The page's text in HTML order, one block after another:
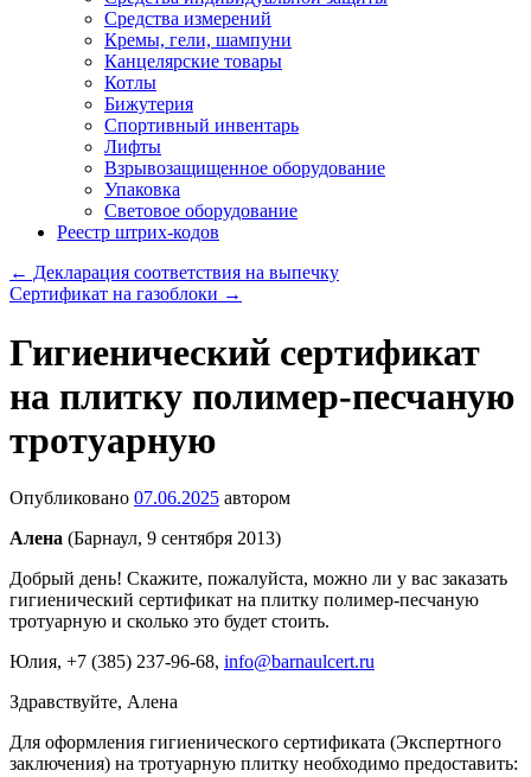
Средства измерений
Кремы, гели, шампуни
Канцелярские товары
Котлы
Бижутерия
Спортивный инвентарь
Лифты
Взрывозащищенное оборудование
Упаковка
Световое оборудование
Реестр штрих-кодов
← Декларация соответствия на выпечку
Сертификат на газоблоки →
Гигиенический сертификат
на плитку полимер-песчаную
тротуарную
Опубликовано 07.06.2025 автором
Алена (Барнаул, 9 сентября 2013)
Добрый день! Скажите, пожалуйста, можно ли у вас заказать
гигиенический сертификат на плитку полимер-песчаную
тротуарную и сколько это будет стоить.
Юлия, +7 (385) 237-96-68, info@barnaulcert.ru
Здравствуйте, Алена
Для оформления гигиенического сертификата (Экспертного
заключения) на тротуарную плитку необходимо предоставить: